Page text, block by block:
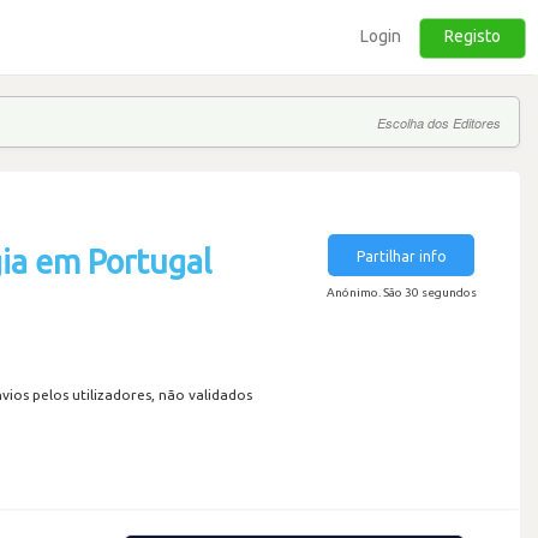
Login Registo
Escolha dos Editores
em Portugal
pelos utilizadores, não validados
Partilhar info
Anónimo. São 30 segundos